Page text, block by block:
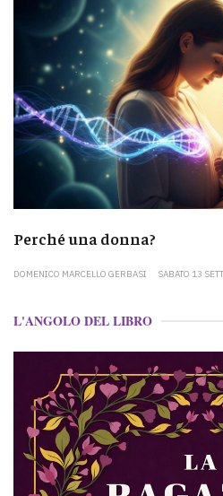
Perché una donna?
DOMENICO MARCELLO GERBASI SABATO 13
L'ANGOLO DEL LIBRO